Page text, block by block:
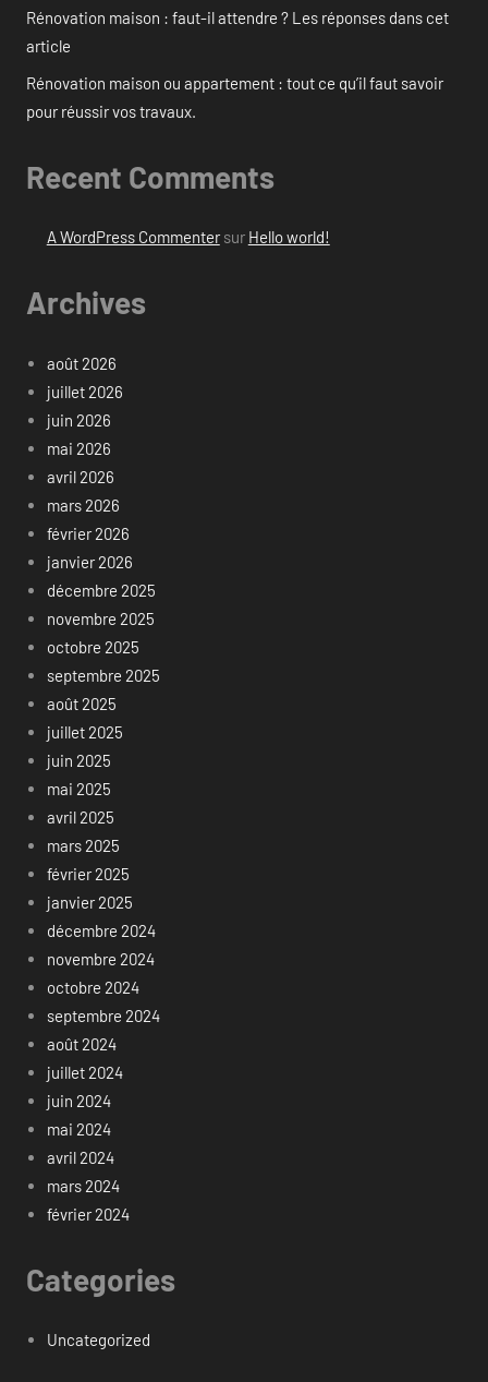
Rénovation maison : faut-il attendre ? Les réponses dans cet
article
Rénovation maison ou appartement : tout ce qu’il faut savoir
pour réussir vos travaux.
Recent Comments
A WordPress Commentersur Hello world!
Archives
août 2026
juillet 2026
juin 2026
mai 2026
avril 2026
mars 2026
février 2026
janvier 2026
décembre 2025
novembre 2025
octobre 2025
septembre 2025
août 2025
juillet 2025
juin 2025
mai 2025
avril 2025
mars 2025
février 2025
janvier 2025
décembre 2024
novembre 2024
octobre 2024
septembre 2024
août 2024
juillet 2024
juin 2024
mai 2024
avril 2024
mars 2024
février 2024
Categories
Uncategorized